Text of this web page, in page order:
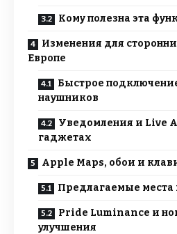
Кому полезна эта
Изменения для
Европе
Быстрое
наушников
Уведомления и Live
гаджетах
Apple Maps, обои и
Предлагаемые места
Pride Luminance и
улучшения